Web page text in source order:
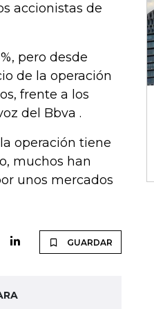
accionistas de
pero desde
de la operación
frente a los
del Bbva .
operación tiene
muchos han
unos mercados
GUARDAR